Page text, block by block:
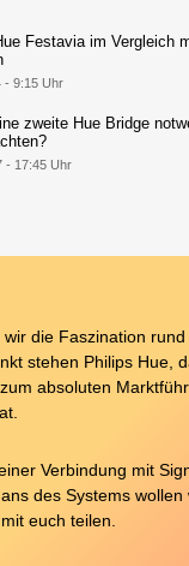
Festavia im Vergleich
- 9:15 Uhr
zweite Hue Bridge
- 17:45 Uhr
die Faszination
stehen Philips Hue,
absoluten
Verbindung mit
des Systems
euch teilen.